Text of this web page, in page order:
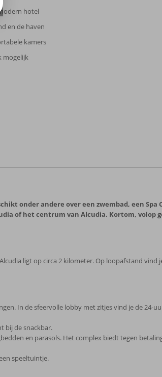
hotel
en de haven
kamers
mogelijk
onder andere over een zwembad, een Spa
of het centrum van Alcudia. Kortom, volop
ligt op circa 2 kilometer. Op loopafstand vind
In de sfeervolle lobby met zitjes vind je de 24-
bij de snackbar.
en parasols. Het complex biedt tegen
speeltuintje.